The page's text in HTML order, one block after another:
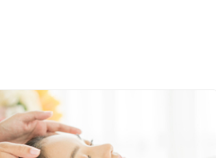
支払いに関する特徴
クレカ可